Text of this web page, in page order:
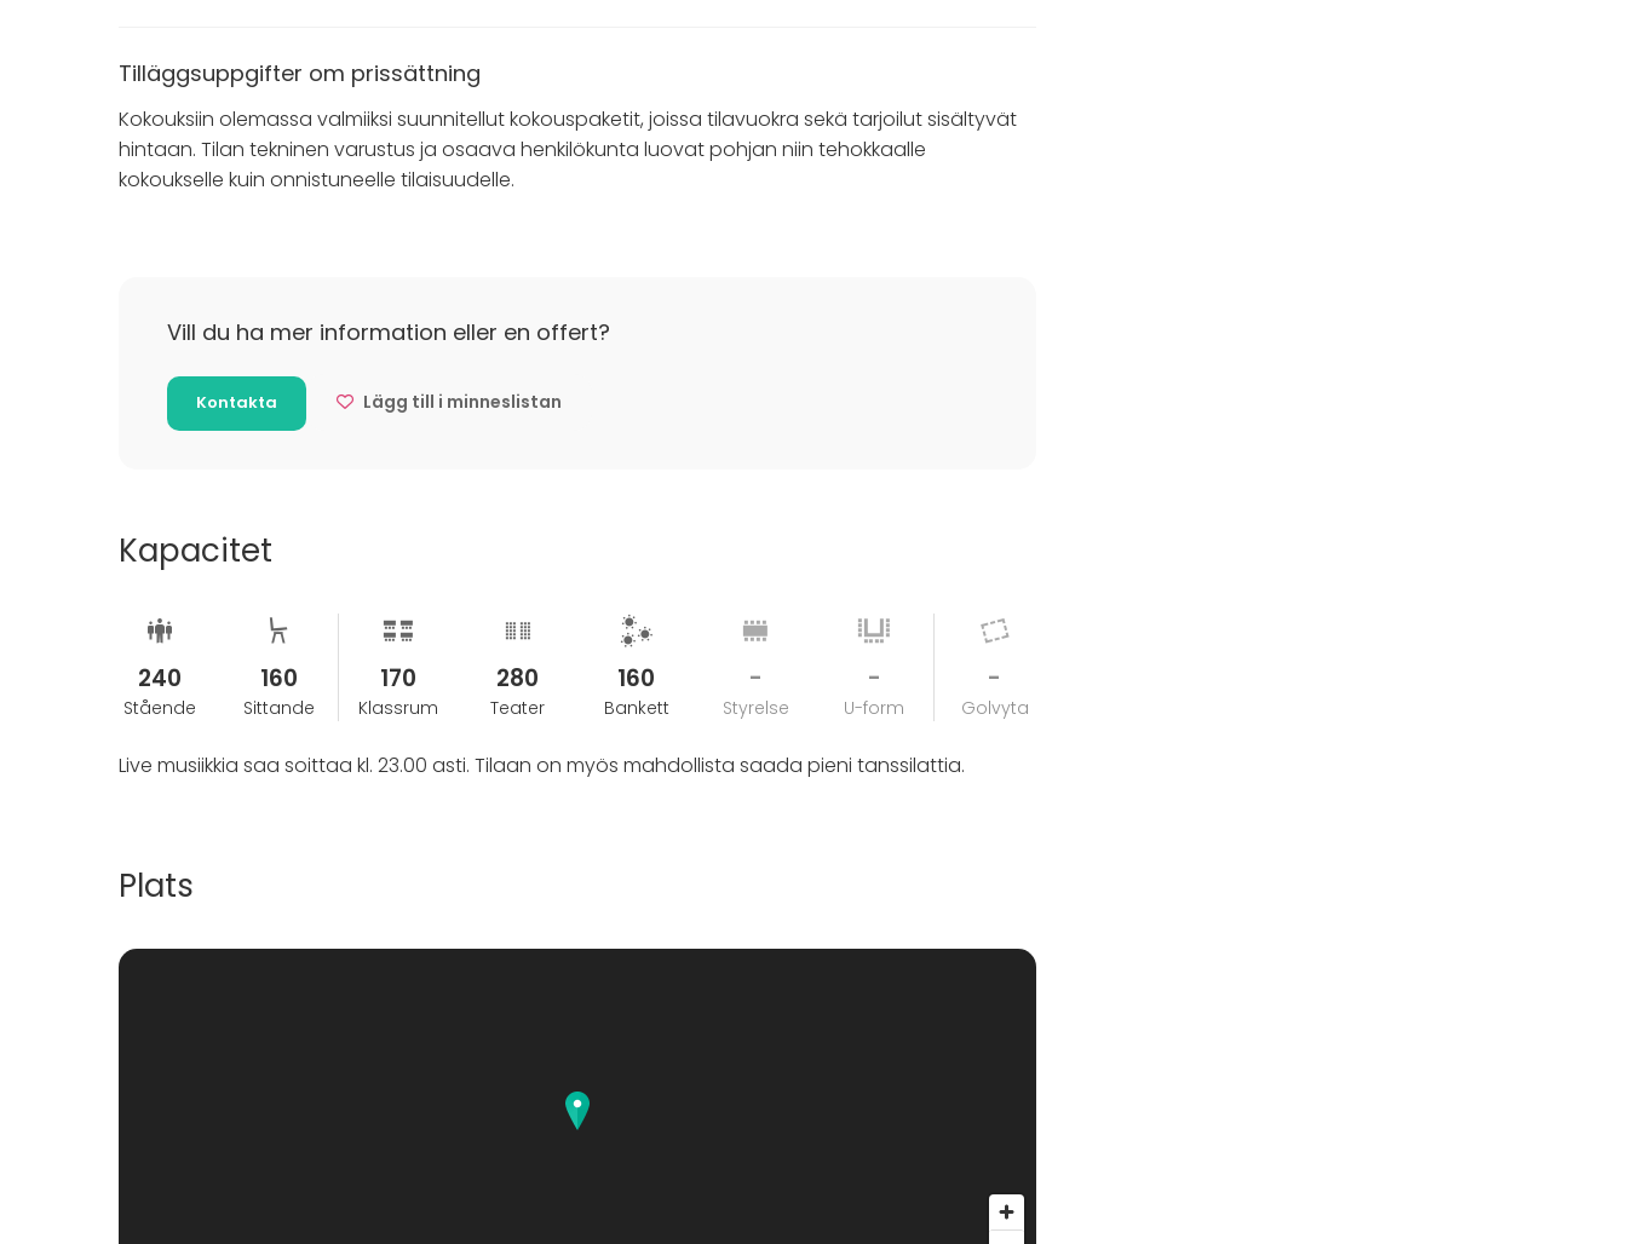
Tilläggsuppgifter om prissättning
Kokouksiin olemassa valmiiksi suunnitellut kokouspaketit, joissa tilavuokra sekä tarjoilut sisältyvät
hintaan. Tilan tekninen varustus ja osaava henkilökunta luovat pohjan niin tehokkaalle
kokoukselle kuin onnistuneelle tilaisuudelle.
Vill du ha mer information eller en offert?
Kontakta Lägg till i minneslistan
Kapacitet
240
Stående
160
Sittande
170
Klassrum
280
Teater
160
Bankett
-
Styrelse
-
U-form
-
Golvyta
Live musiikkia saa soittaa kl. 23.00 asti. Tilaan on myös mahdollista saada pieni tanssilattia.
Plats